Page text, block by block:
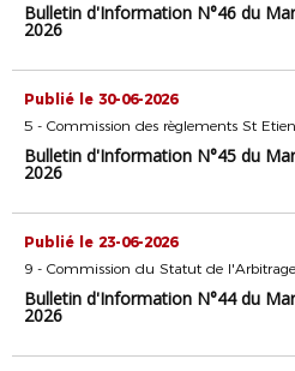
Bulletin d'Information N°46 du
2026
Publié le 30-06-2026
5 - Commission des règlements St
Bulletin d'Information N°45 du
2026
Publié le 23-06-2026
9 - Commission du Statut de l'Arbitrage
Bulletin d'Information N°44 du
2026